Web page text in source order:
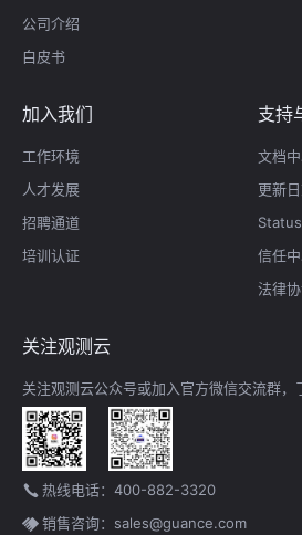
公司介绍
白皮书
加入我们
工作环境
人才发展
招聘通道
培训认证
支持
文档
更新
信任
法律
关注观测云
关注观测云公众号或加入官方微信交流群，
热线电话：400-882-3320
销售咨询：sales@guance.com